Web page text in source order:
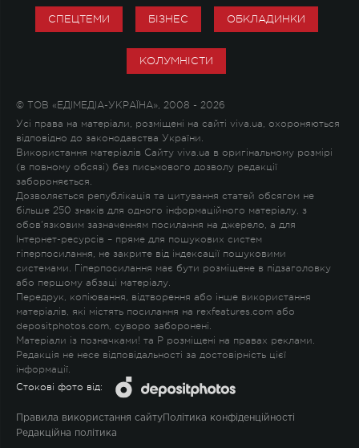
СПЕЦТЕМИ БІЗНЕС ОБКЛАДИНКИ
КОЛУМНІСТИ
© ТОВ «ЕДІМЕДІА-УКРАЇНА», 2008 - 2026
Усі права на матеріали, розміщені на сайті viva.ua, охороняються
відповідно до законодавства України.
Використання матеріалів Сайту viva.ua в оригінальному розмірі
(в повному обсязі) без письмового дозволу редакції
забороняється.
Дозволяється републікація та цитування статей обсягом не
більше 250 знаків для одного інформаційного матеріалу, з
обов'язковим зазначенням посилання на джерело, а для
Інтернет-ресурсів – пряме для пошукових систем
гіперпосилання, не закрите від індексації пошуковими
системами. Гіперпосилання має бути розміщене в підзаголовку
або першому абзаці матеріалу.
Передрук, копіювання, відтворення або інше використання
матеріалів, які містять посилання на rexfeatures.com або
depositphotos.com, суворо заборонені.
Матеріали із позначками! та P розміщені на правах реклами.
Редакція не несе відповідальності за достовірність цієї
інформації.
Стокові фото від:
Правила використання сайту Політика конфіденційності
Редакційна політика